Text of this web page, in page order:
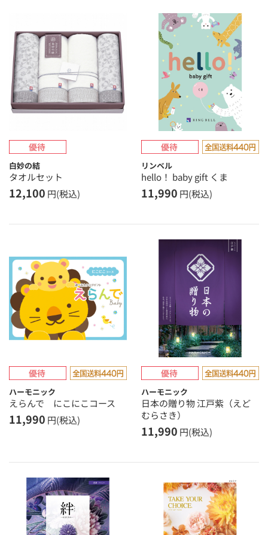
白妙の結
タオルセット
12,100 円(税込)
リンベル
hello！ baby gift くま
11,990 円(税込)
ハーモニック
えらんで にこにこコース
11,990 円(税込)
ハーモニック
日本の贈り物 江戸紫（えど
むらさき）
11,990 円(税込)